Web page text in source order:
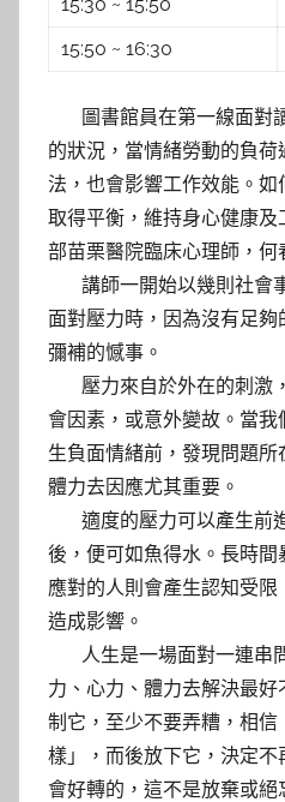
15:50 ~ 16:30
圖書館員在第一線面對
的狀況，當情緒勞動的負
法，也會影響工作效能。
取得平衡，維持身心健康
部苗栗醫院臨床心理師，何
講師一開始以幾則社會
面對壓力時，因為沒有足
彌補的憾事。
壓力來自於外在的刺激
會因素，或意外變故。當
生負面情緒前，發現問題所
體力去因應尤其重要。
適度的壓力可以產生前
後，便可如魚得水。長時
應對的人則會產生認知受
造成影響。
人生是一場面對一連串
力、心力、體力去解決最
制它，至少不要弄糟，相
樣」，而後放下它，決定
會好轉的，這不是放棄或